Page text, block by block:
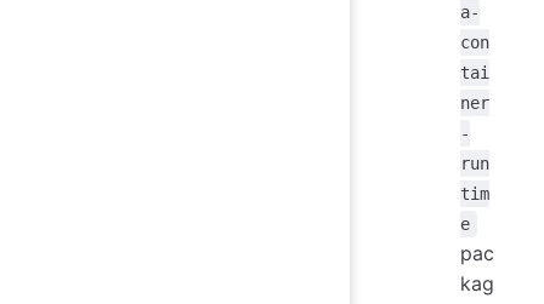
a-
con
tai
ner
-
run
tim
e
pac
kag